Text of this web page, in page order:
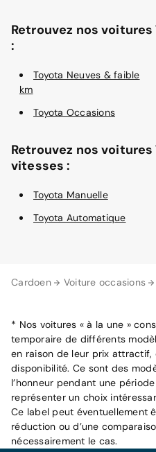
Cardoen Voiture occasions
Retrouvez nos
:
Toyota Neuves & faible
km
Toyota Occasions
Retrouvez nos
vitesses :
Toyota Manuelle
Toyota Automatique
* Nos voitures « à la une »
temporaire de différents
en raison de leur prix
disponibilité. Ce sont des
l’honneur pendant une
représenter un choix
Ce label peut éventuellement
réduction ou d’une
nécessairement le cas.